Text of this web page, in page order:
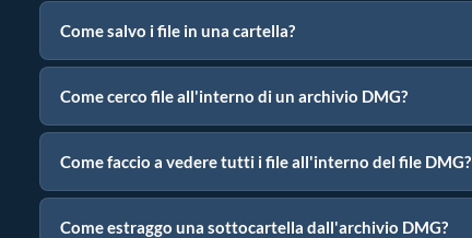
Come salvo i file in una cartella?
Come cerco file all'interno di un archivio DMG?
Come faccio a vedere tutti i file all'interno del file DMG?
Come estraggo una sottocartella dall'archivio DMG?